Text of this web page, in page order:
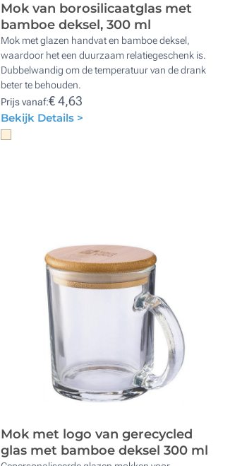
Mok van borosilicaatglas met
bamboe deksel, 300 ml
Mok met glazen handvat en bamboe deksel,
waardoor het een duurzaam relatiegeschenk is.
Dubbelwandig om de temperatuur van de drank
beter te behouden.
Prijs vanaf:€ 4,63
Bekijk Details >
Mok met logo van gerecycled
glas met bamboe deksel 300 ml